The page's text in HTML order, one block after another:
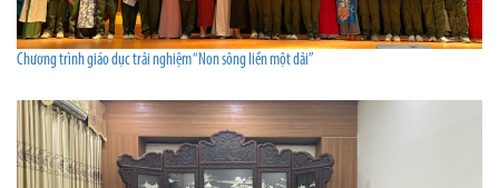
Chương trình giáo dục trải nghiệm “Non sông liền một dải”